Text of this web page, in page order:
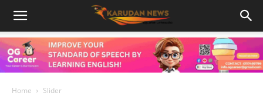
Home Slider